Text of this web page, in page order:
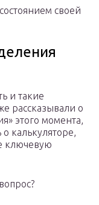
своей
и такие
рассказывали о
этого момента,
калькуляторе,
ключевую